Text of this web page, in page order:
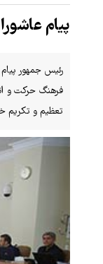
پیام
رئیس جمهور
فرهنگ حرکت و
تعظیم و تکریم